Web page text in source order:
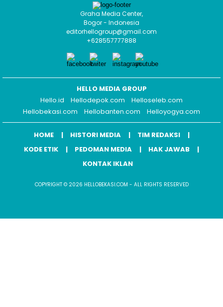
Graha Media Center,
Bogor - Indonesia
editorhellogroup@gmail.com
+628557777888
HELLO MEDIA GROUP
Hello.id
Hellodepok.com
Helloseleb.com
Hellobekasi.com
Hellobanten.com Helloyogya.com
HOME HISTORI MEDIA
TIM REDAKSI
KODE ETIK
PEDOMAN MEDIA
HAK JAWAB
KONTAK IKLAN
COPYRIGHT © 2026 HELLOBEKASI.COM - ALL RIGHTS RESERVED